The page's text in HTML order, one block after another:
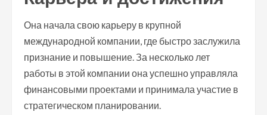
Она начала свою карьеру в крупной
международной компании, где быстро заслужила
признание и повышение. За несколько лет
работы в этой компании она успешно управляла
финансовыми проектами и принимала участие в
стратегическом планировании.